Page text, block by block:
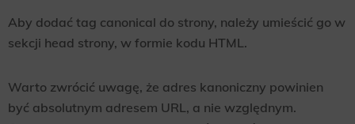
Aby dodać tag canonical do strony, należy umieścić go w
sekcji head strony, w formie kodu HTML.
Warto zwrócić uwagę, że adres kanoniczny powinien
być absolutnym adresem URL, a nie względnym.